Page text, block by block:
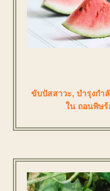
ขับปัสสาวะ, บำรุงกำ
ใน ถอนพิษ